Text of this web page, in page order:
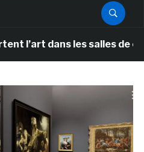
les salles de classe